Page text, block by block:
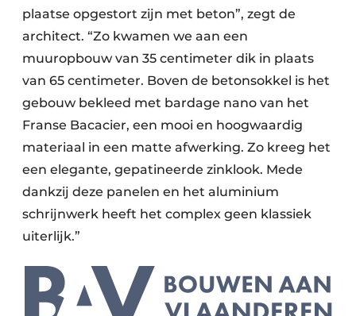
plaatse opgestort zijn met beton”, zegt de
architect. “Zo kwamen we aan een
muuropbouw van 35 centimeter dik in plaats
van 65 centimeter. Boven de betonsokkel is het
gebouw bekleed met bardage nano van het
Franse Bacacier, een mooi en hoogwaardig
materiaal in een matte afwerking. Zo kreeg het
een elegante, gepatineerde zinklook. Mede
dankzij deze panelen en het aluminium
schrijnwerk heeft het complex geen klassiek
uiterlijk.”